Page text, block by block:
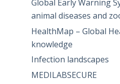
Global Early Warning
animal diseases and
HealthMap – Global
knowledge
Infection landscapes
MEDILABSECURE